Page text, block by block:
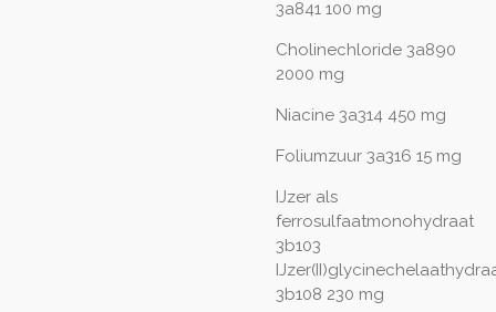
3a841 100 mg
Cholinechloride 3a890
2000 mg
Niacine 3a314 450 mg
Foliumzuur 3a316 15 mg
IJzer als
ferrosulfaatmonohydraat
3b103
3b108 230 mg